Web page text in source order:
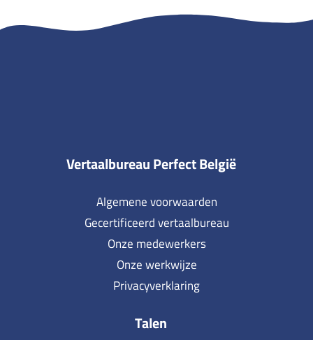
Vertaalbureau Perfect België
Algemene voorwaarden
Gecertificeerd vertaalbureau
Onze medewerkers
Onze werkwijze
Privacyverklaring
Talen